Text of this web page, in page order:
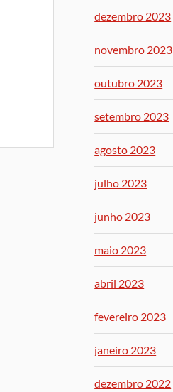
dezembro 2023
novembro 2023
outubro 2023
setembro 2023
agosto 2023
julho 2023
junho 2023
maio 2023
abril 2023
fevereiro 2023
janeiro 2023
dezembro 2022